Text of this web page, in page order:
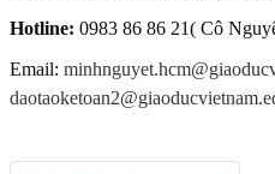
Hotline: 0983 86 86 21( Cô
Email: